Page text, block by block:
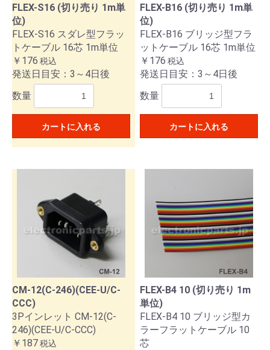
FLEX-S16 (切り売り 1m単
位)
FLEX-S16 スダレ型フラッ
トケーブル 16芯 1m単位
￥176 税込
発送日目安：3～4日後
数量
カートに入れる
FLEX-B16 (切り売り 1m単
位)
FLEX-B16 ブリッジ型フラ
ットケーブル 16芯 1m単位
￥176 税込
発送日目安：3～4日後
数量
カートに入れる
CM-12(C-246)(CEE-U/C-
CCC)
3Pインレット CM-12(C-
246)(CEE-U/C-CCC)
￥187税込
FLEX-B4 10 (切り売り 1m
単位)
FLEX-B4 10 ブリッジ型カ
ラーフラットケーブル 10
芯